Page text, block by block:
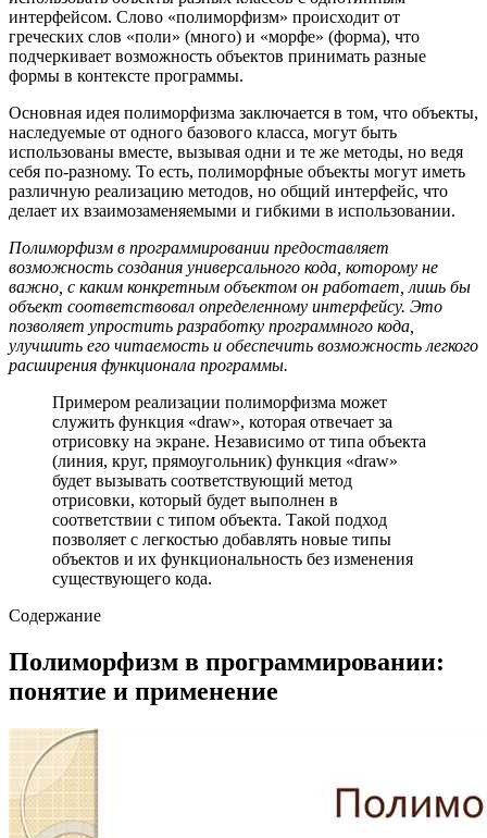
интерфейсом. Слово «полиморфизм» происходит от
греческих слов «поли» (много) и «морфе» (форма), что
подчеркивает возможность объектов принимать разные
формы в контексте программы.
Основная идея полиморфизма заключается в том, что объекты,
наследуемые от одного базового класса, могут быть
использованы вместе, вызывая одни и те же методы, но ведя
себя по-разному. То есть, полиморфные объекты могут иметь
различную реализацию методов, но общий интерфейс, что
делает их взаимозаменяемыми и гибкими в использовании.
Полиморфизм в программировании предоставляет
возможность создания универсального кода, которому не
важно, с каким конкретным объектом он работает, лишь бы
объект соответствовал определенному интерфейсу. Это
позволяет упростить разработку программного кода,
улучшить его читаемость и обеспечить возможность легкого
расширения функционала программы.
Примером реализации полиморфизма может
служить функция «draw», которая отвечает за
отрисовку на экране. Независимо от типа объекта
(линия, круг, прямоугольник) функция «draw»
будет вызывать соответствующий метод
отрисовки, который будет выполнен в
соответствии с типом объекта. Такой подход
позволяет с легкостью добавлять новые типы
объектов и их функциональность без изменения
существующего кода.
Содержание
Полиморфизм в программировании:
понятие и применение